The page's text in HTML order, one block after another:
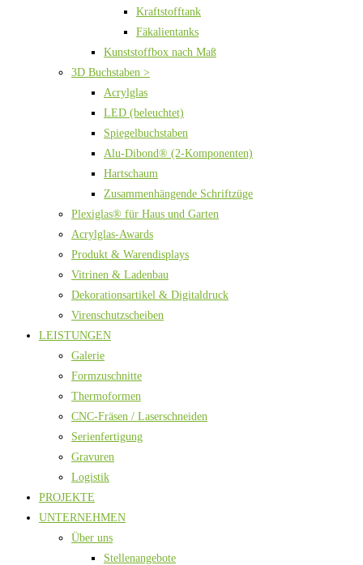
Kraftstofftank
Fäkalientanks
Kunststoffbox nach Maß
3D Buchstaben >
Acrylglas
LED (beleuchtet)
Spiegelbuchstaben
Alu-Dibond® (2-Komponenten)
Hartschaum
Zusammenhängende Schriftzüge
Plexiglas® für Haus und Garten
Acrylglas-Awards
Produkt & Warendisplays
Vitrinen & Ladenbau
Dekorationsartikel & Digitaldruck
Virenschutzscheiben
LEISTUNGEN
Galerie
Formzuschnitte
Thermoformen
CNC-Fräsen / Laserschneiden
Serienfertigung
Gravuren
Logistik
PROJEKTE
UNTERNEHMEN
Über uns
Stellenangebote